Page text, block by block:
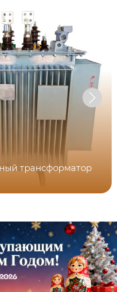
трансформатор